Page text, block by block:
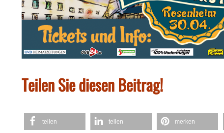
Teilen Sie diesen Beitrag!
teilen teilen merken